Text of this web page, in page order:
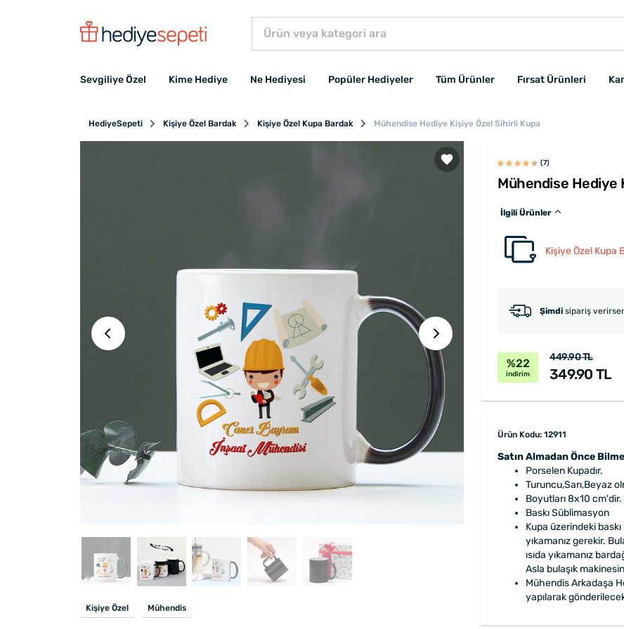
Sevgiliye Özel Kime Hediye Ne Hediyesi Popüler Hediyeler Tüm Ürünler Fırsat Ürünleri
HediyeSepeti Kişiye Özel Bardak Kişiye Özel Kupa Bardak Mühendise Hediye Kişiye Özel Sihirli Kupa
Kişiye Özel Mühendis
(7)
Mühendise Hediye
İlgili Ürünler
Kişiye Özel Kupa
Şimdi sipariş
%22
indirim
449.90 TL
349.90 TL
Ürün Kodu: 12911
Satın Almadan Önce
Porselen Kupadır.
Turuncu,Sarı,Beyaz
Boyutları 8x10 cm'dir.
Baskı Süblimasyon
Kupa üzerindeki baskı
yıkamanız gerekir.
ısıda yıkamanız
Asla bulaşık
Mühendis Arkadaşa
yapılarak